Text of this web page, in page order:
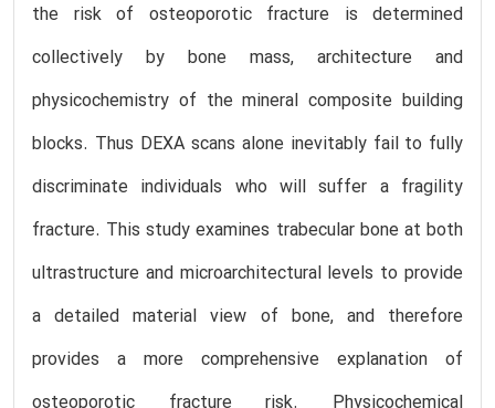
the risk of osteoporotic fracture is determined
collectively by bone mass, architecture and
physicochemistry of the mineral composite building
blocks. Thus DEXA scans alone inevitably fail to fully
discriminate individuals who will suffer a fragility
fracture. This study examines trabecular bone at both
ultrastructure and microarchitectural levels to provide
a detailed material view of bone, and therefore
provides a more comprehensive explanation of